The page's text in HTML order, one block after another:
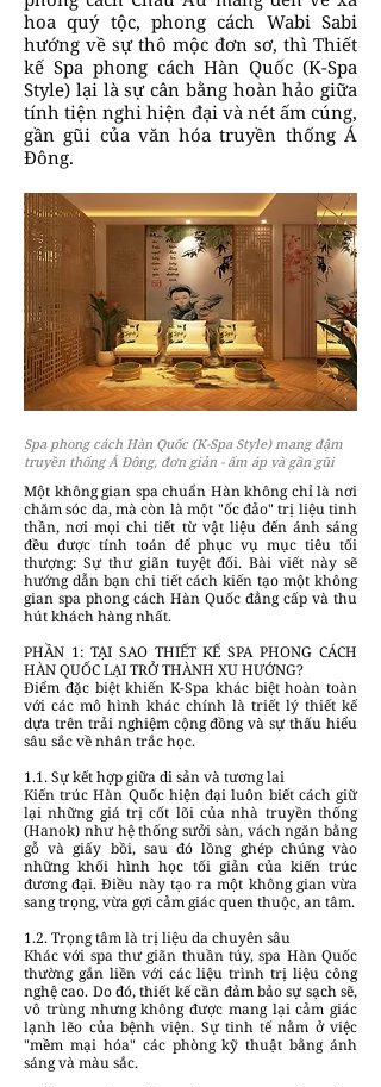
hoa quý tộc, phong cách Wabi Sabi
hướng về sự thô mộc đơn sơ, thì Thiết
kế Spa phong cách Hàn Quốc (K-Spa
Style) lại là sự cân bằng hoàn hảo giữa
tính tiện nghi hiện đại và nét ấm cúng,
gần gũi của văn hóa truyền thống Á
Đông.
Spa phong cách Hàn Quốc (K-Spa Style) mang đậm
truyền thống Á Đông, đơn giản - ấm áp và gần gũi
Một không gian spa chuẩn Hàn không chỉ là nơi
chăm sóc da, mà còn là một "ốc đảo" trị liệu tinh
thần, nơi mọi chi tiết từ vật liệu đến ánh sáng
đều được tính toán để phục vụ mục tiêu tối
thượng: Sự thư giãn tuyệt đối. Bài viết này sẽ
hướng dẫn bạn chi tiết cách kiến tạo một không
gian spa phong cách Hàn Quốc đẳng cấp và thu
hút khách hàng nhất.
PHẦN 1: TẠI SAO THIẾT KẾ SPA PHONG CÁCH
HÀN QUỐC LẠI TRỞ THÀNH XU HƯỚNG?
Điểm đặc biệt khiến K-Spa khác biệt hoàn toàn
với các mô hình khác chính là triết lý thiết kế
dựa trên trải nghiệm cộng đồng và sự thấu hiểu
sâu sắc về nhân trắc học.
1.1. Sự kết hợp giữa di sản và tương lai
Kiến trúc Hàn Quốc hiện đại luôn biết cách giữ
lại những giá trị cốt lõi của nhà truyền thống
(Hanok) như hệ thống sưởi sàn, vách ngăn bằng
gỗ và giấy bồi, sau đó lồng ghép chúng vào
những khối hình học tối giản của kiến trúc
đương đại. Điều này tạo ra một không gian vừa
sang trọng, vừa gợi cảm giác quen thuộc, an tâm.
1.2. Trọng tâm là trị liệu da chuyên sâu
Khác với spa thư giãn thuần túy, spa Hàn Quốc
thường gắn liền với các liệu trình trị liệu công
nghệ cao. Do đó, thiết kế cần đảm bảo sự sạch sẽ,
vô trùng nhưng không được mang lại cảm giác
lạnh lẽo của bệnh viện. Sự tinh tế nằm ở việc
"mềm mại hóa" các phòng kỹ thuật bằng ánh
sáng và màu sắc.